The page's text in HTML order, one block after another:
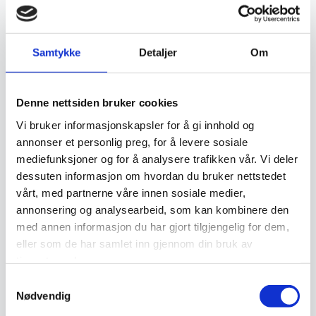
Samtykke Detaljer Om
Denne nettsiden bruker cookies
Vi bruker informasjonskapsler for å gi innhold og
annonser et personlig preg, for å levere sosiale
mediefunksjoner og for å analysere trafikken vår. Vi deler
dessuten informasjon om hvordan du bruker nettstedet
vårt, med partnerne våre innen sosiale medier,
annonsering og analysearbeid, som kan kombinere den
med annen informasjon du har gjort tilgjengelig for dem,
eller som de har samlet inn gjennom din bruk av
Nødvendig
samlerobjekter og kan være en god investering. Jo høyere
verdifullt blir det over tid. Opprinnelse, materialvalg og
verdi, og godt vedlikeholdte håndknyttede tepper kan gå i
arv i generasjoner.
Vedlikehold og levetid
For å bevare et orientalsk håndknyttet teppe i god stand
kreves riktig vedlikehold. Regelmessig støvsuging,
som å bruke snø til å rense ulltepper, benyttes fortsatt i